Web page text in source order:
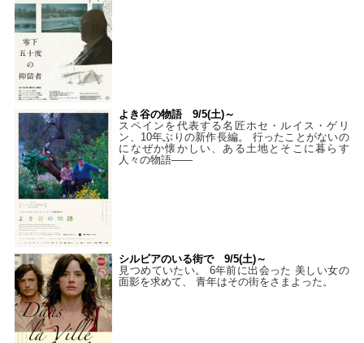
よき谷の物語 9/5(土)～
スペインを代表する名匠ホセ・ルイス・ゲリ
ン、10年ぶりの新作長編。 行ったことがないの
になぜか懐かしい、ある土地とそこに暮らす
人々の物語――
シルビアのいる街で 9/5(土)～
見つめていたい。 6年前に出会った 美しい女の
面影を求めて、 青年はその街をさまよった。